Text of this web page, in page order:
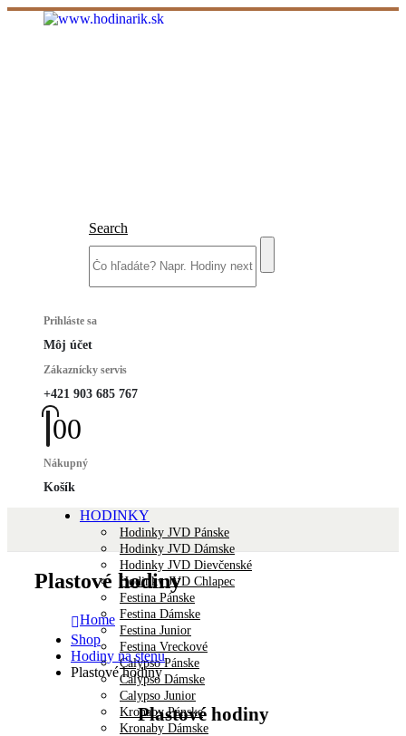
Search
Prihláste sa
Môj účet
Zákaznícky servis
+421 903 685 767
00
Nákupný
Košík
HODINKY
Hodinky JVD Pánske
Hodinky JVD Dámske
Hodinky JVD Dievčenské
Hodinky JVD Chlapec
Festina Pánske
Festina Dámske
Festina Junior
Festina Vreckové
Calypso Pánske
Calypso Dámske
Calypso Junior
Kronaby Pánske
Kronaby Dámske
Plastové hodiny
Home
Shop
Hodiny na stenu
Plastové hodiny
Plastové hodiny